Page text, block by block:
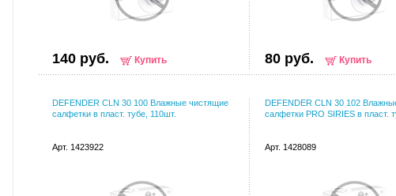
140 руб. Купить 80 руб. Купить
DEFENDER CLN 30 100 Влажные чистящие
салфетки в пласт. тубе, 110шт.
Арт. 1423922
DEFENDER CLN 30 102
салфетки PRO SIRIES в пласт.
Арт. 1428089